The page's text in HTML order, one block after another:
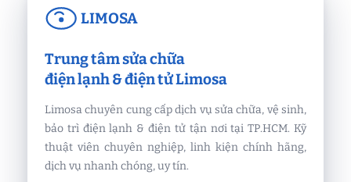
LIMOSA
Trung tâm sửa chữa
điện lạnh & điện tử Limosa
Limosa chuyên cung cấp dịch vụ sửa chữa, vệ sinh,
bảo trì điện lạnh & điện tử tận nơi tại TP.HCM. Kỹ
thuật viên chuyên nghiệp, linh kiện chính hãng,
dịch vụ nhanh chóng, uy tín.